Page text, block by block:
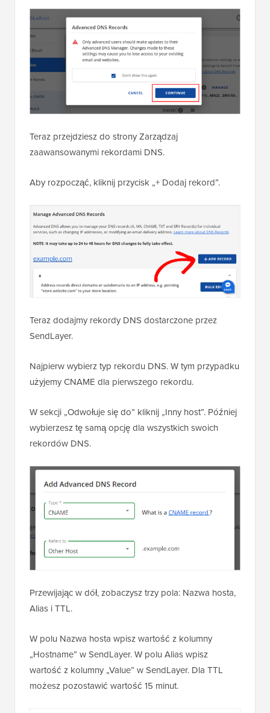
Teraz przejdziesz do strony Zarządzaj
zaawansowanymi rekordami DNS.
Aby rozpocząć, kliknij przycisk „+ Dodaj rekord”.
Teraz dodajmy rekordy DNS dostarczone przez
SendLayer.
Najpierw wybierz typ rekordu DNS. W tym przypadku
użyjemy CNAME dla pierwszego rekordu.
W sekcji „Odwołuje się do” kliknij „Inny host”. Później
wybierzesz tę samą opcję dla wszystkich swoich
rekordów DNS.
Przewijając w dół, zobaczysz trzy pola: Nazwa hosta,
Alias i TTL.
W polu Nazwa hosta wpisz wartość z kolumny
„Hostname” w SendLayer. W polu Alias wpisz
wartość z kolumny „Value” w SendLayer. Dla TTL
możesz pozostawić wartość 15 minut.